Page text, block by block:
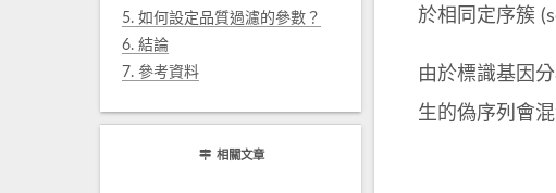
5. 如何設定品質過濾的參數？
6. 結論
7. 參考資料
相關文章
於相同定序簇
由於標識基因
生的偽序列會